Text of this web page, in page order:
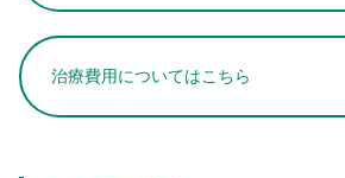
治療費用についてはこちら